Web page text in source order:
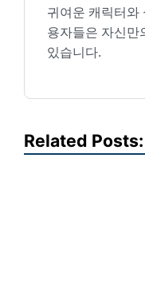
귀여운 캐릭터와
용자들은 자신만
있습니다.
Related Posts: